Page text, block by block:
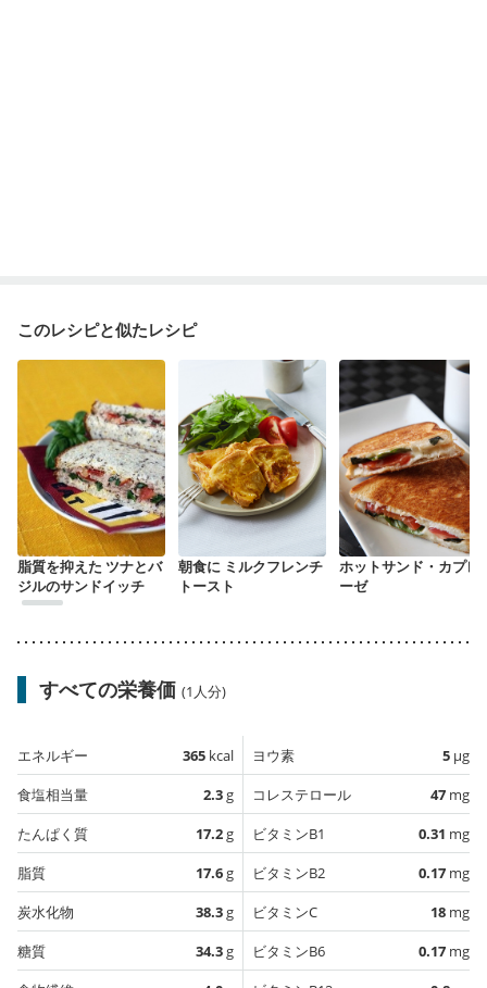
このレシピと似たレシピ
脂質を抑えた ツナとバ
ジルのサンドイッチ
朝食に ミルクフレンチ
トースト
ホットサンド・カプレ
ーゼ
すべての栄養価 (1人分)
エネルギー 365 kcal
食塩相当量
2.3g
たんぱく質
17.2g
脂質
17.6g
炭水化物
38.3g
糖質
34.3g
ヨウ素 5 µg
コレステロール
47 mg
ビタミンB1
0.31 mg
ビタミンB2
0.17 mg
ビタミンC
18 mg
ビタミンB6
0.17 mg